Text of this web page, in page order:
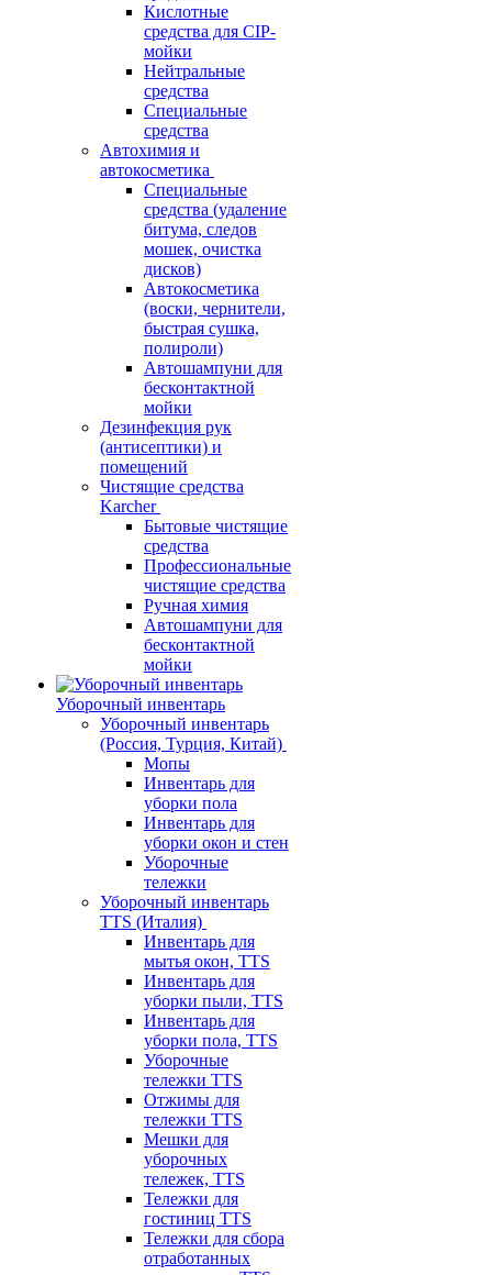
Кислотные
средства для CIP-
мойки
Нейтральные
средства
Специальные
средства
Автохимия и
автокосметика
Специальные
средства (удаление
битума, следов
мошек, очистка
дисков)
Автокосметика
(воски, чернители,
быстрая сушка,
полироли)
Автошампуни для
бесконтактной
мойки
Дезинфекция рук
(антисептики) и
помещений
Чистящие средства
Karcher
Бытовые чистящие
средства
Профессиональные
чистящие средства
Ручная химия
Автошампуни для
бесконтактной
мойки
Уборочный инвентарь
Уборочный инвентарь
(Россия, Турция, Китай)
Мопы
Инвентарь для
уборки пола
Инвентарь для
уборки окон и стен
Уборочные
тележки
Уборочный инвентарь
TTS (Италия)
Инвентарь для
мытья окон, TTS
Инвентарь для
уборки пыли, TTS
Инвентарь для
уборки пола, TTS
Уборочные
тележки TTS
Отжимы для
тележки TTS
Мешки для
уборочных
тележек, TTS
Тележки для
гостиниц TTS
Тележки для сбора
отработанных